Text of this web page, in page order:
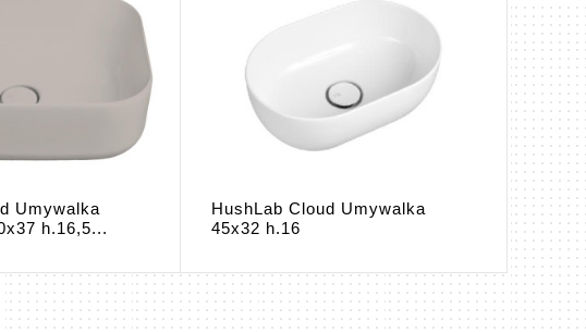
Umywalka
h.16,5...
HushLab Cloud Umywalka
45x32 h.16